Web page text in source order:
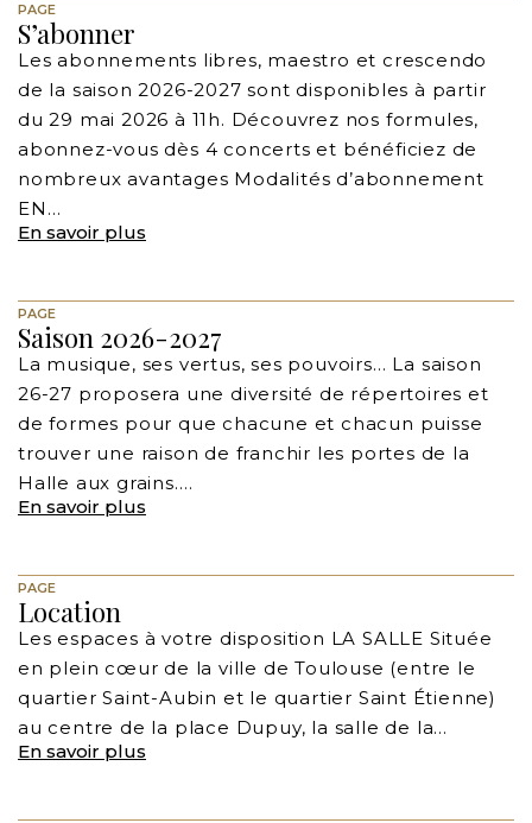
S’abonner
PAGE
Les abonnements libres, maestro et crescendo
de la saison 2026-2027 sont disponibles à partir
du 29 mai 2026 à 11h. Découvrez nos formules,
abonnez-vous dès 4 concerts et bénéficiez de
nombreux avantages Modalités d’abonnement
EN…
En savoir plus
Saison 2026-2027
PAGE
La musique, ses vertus, ses pouvoirs… La saison
26-27 proposera une diversité de répertoires et
de formes pour que chacune et chacun puisse
trouver une raison de franchir les portes de la
Halle aux grains.…
En savoir plus
Location
PAGE
Les espaces à votre disposition LA SALLE Située
en plein cœur de la ville de Toulouse (entre le
quartier Saint-Aubin et le quartier Saint Étienne)
au centre de la place Dupuy, la salle de la…
En savoir plus